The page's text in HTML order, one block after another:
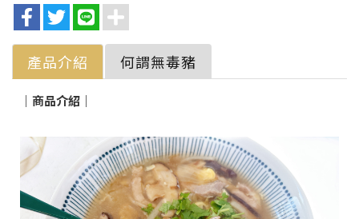
產品介紹 何謂無毒豬
｜商品介紹｜